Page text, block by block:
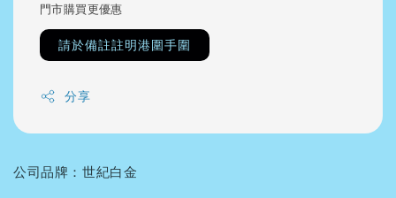
門市購買更優惠
請於備註註明港圍手圍
分享
公司品牌：世紀白金